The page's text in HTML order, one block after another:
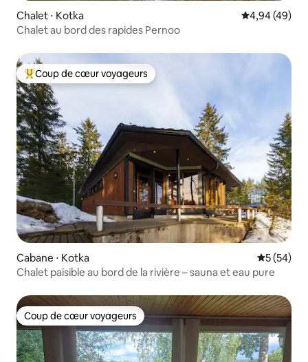
Chalet ⋅ Kotka Évaluation
4,94 (49)
Chalet au bord des rapides Pernoo
Coups de cœur voyageurs les plus appréciés
Coup de cœur voyageurs
Cabane ⋅ Kotka
5 (54)
Chalet paisible au bord de la rivière – sauna et eau pure
Coup de cœur voyageurs
Coup de cœur voyageurs